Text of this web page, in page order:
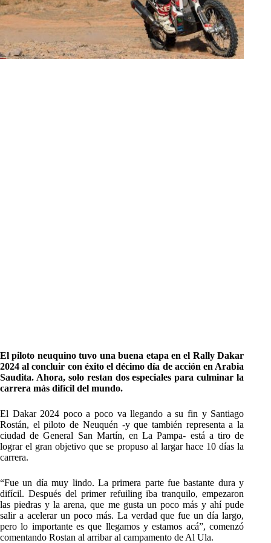
El piloto neuquino tuvo una buena etapa en el Rally Dakar
2024 al concluir con éxito el décimo día de acción en Arabia
Saudita. Ahora, solo restan dos especiales para culminar la
carrera más difícil del mundo.
El Dakar 2024 poco a poco va llegando a su fin y Santiago
Rostán, el piloto de Neuquén -y que también representa a la
ciudad de General San Martín, en La Pampa- está a tiro de
lograr el gran objetivo que se propuso al largar hace 10 días la
carrera.
“Fue un día muy lindo. La primera parte fue bastante dura y
difícil. Después del primer refuiling iba tranquilo, empezaron
las piedras y la arena, que me gusta un poco más y ahí pude
salir a acelerar un poco más. La verdad que fue un día largo,
pero lo importante es que llegamos y estamos acá”, comenzó
comentando Rostan al arribar al campamento de Al Ula.